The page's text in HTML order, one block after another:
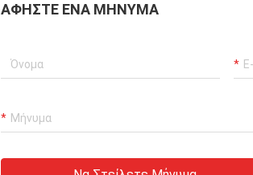
ΑΦΉΣΤΕ ΈΝΑ ΜΉΝΥΜΑ